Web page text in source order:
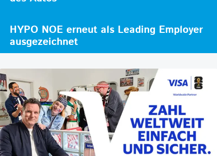
HYPO NOE erneut als Leading Employer
ausgezeichnet